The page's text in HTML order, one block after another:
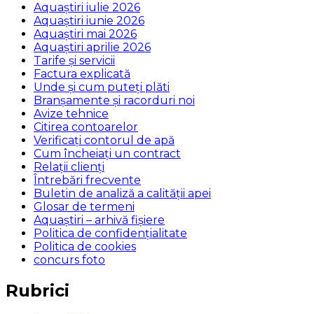
Aquaștiri iulie 2026
Aquaștiri iunie 2026
Aquaștiri mai 2026
Aquaștiri aprilie 2026
Tarife și servicii
Factura explicată
Unde și cum puteţi plăti
Branșamente și racorduri noi
Avize tehnice
Citirea contoarelor
Verificaţi contorul de apă
Cum încheiaţi un contract
Relaţii clienţi
Întrebări frecvente
Buletin de analiză a calităţii apei
Glosar de termeni
Aquaștiri – arhivă fișiere
Politica de confidențialitate
Politica de cookies
concurs foto
Rubrici